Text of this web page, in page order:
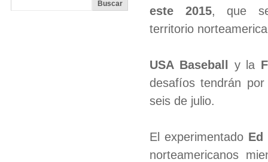
este 2015, que
territorio
USA Baseball y la
desafíos tendrán
seis de julio.
El experimentado Ed
norteamericanos